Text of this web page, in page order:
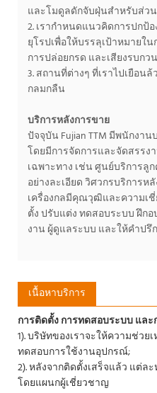
และโมดูลดักจับฝุ่นสำหรับส่ว
2. เรากำหนดแนวคิดการปกป้
ยุโรปเพื่อให้บรรลุเป้าหมายใ
การปล่อยกรด และเสียงรบกว
3. สถานที่ต่างๆ ที่เราไปเยือน
กลมกลืน
บริการหลังการขาย
ปัจจุบัน Fujian TTM มีพนักงา
โดยมีการจัดการและจัดสรรง
เฉพาะทาง เช่น ศูนย์บริการ
อย่างละเอียด วิศวกรบริการ
เครื่องกลมีคุณวุฒิและความเ
ตั้ง ปรับแต่ง ทดสอบระบบ ฝึก
งาน ผู้ดูแลระบบ และให้คำป
เนื้อหาบริการ
การติดตั้ง การทดสอบระบบ และ
1). บริษัทของเราจะให้ความช่ว
ทดสอบการใช้งานอุปกรณ์;
2). หลังจากติดตั้งเสร็จแล้ว แต่
โดยแผนกผู้เชี่ยวชาญ